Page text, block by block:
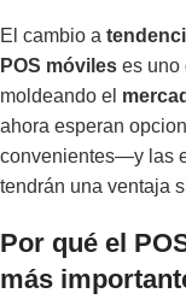
El cambio a
POS móviles es uno
moldeando el
ahora esperan
convenientes—y las
tendrán una ventaja
Por qué el
más